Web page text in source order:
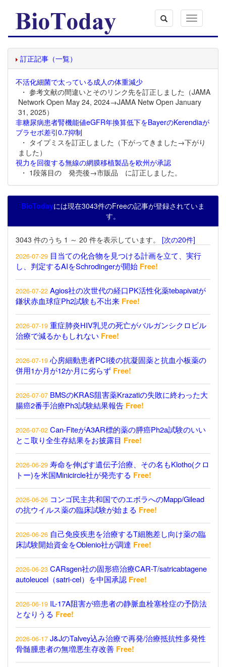
Toggle
navigation
訂正記事（一覧）
不活化細菌で太っている成人の体重減少
・ 参考文献の間違いとそのリンク先を訂正しました（JAMA
Network Open May 24, 2024→JAMA Netw Open January
31, 2025）
非糖尿病患者腎機能値eGFR年換算低下をBayerのKerendiaが
プラセボ差引0.7抑制
・ タイプミスを訂正しました（下がってきました→下がり
ました）
視力を回復する無線の網膜移植製品を欧州が承認
・ 1段落目の 発売後→市販品 に訂正しました。
BioTodayには現在3043件のFreeの記事が登録されていま
す。
3043 件のうち 1 ～ 20 件を表示しています。 [次の20件]
2026-07-29 目当ての化合物を見つける計画を立て、実行
し、判定するAIをSchrodingerが開始 Free!
2026-07-22 Agios社の次世代の経口PK活性化薬tebapivatが
鎌状赤血球症Ph2試験も不出来 Free!
2026-07-19 重症肺炎HIV乳児の死亡がバルガンシクロビル
治療で減るかもしれない Free!
2026-07-19 心房細動患者PCI後の抗凝固薬と抗血小板薬の
併用1か月が12か月に劣らず Free!
2026-07-07 BMSのKRAS阻害薬Krazatiの失敗に終わった大
腸癌2番手治療Ph3試験結果報告 Free!
2026-07-02 Can-FiteがA3AR標的薬の膵癌Ph2a試験のいい
とこ取り全生存結果をお披露目 Free!
2026-06-29 寿命を伸ばす遺伝子治療、その名もKlotho(クロ
トー)を米国Minicircle社が発売する Free!
2026-06-26 コンゴ民主共和国でのエボラへのMapp/Gilead
の抗ウイルス薬の臨床試験が始まる Free!
2026-06-26 自己免疫疾患を治療するT細胞差し向け薬の臨
床試験開始資金をOblenio社が調達 Free!
2026-06-23 CARsgen社の固形癌治療CAR-T/satricabtagene
autoleucel（satri-cel）を中国承認 Free!
2026-06-19 IL-17A阻害が癌患者の静脈血栓塞栓症の予防法
となりうる Free!
2026-06-17 J&JのTalvey込み治療で再発/治療抵抗性多発性
骨髄腫患者の無増悪生存改善 Free!